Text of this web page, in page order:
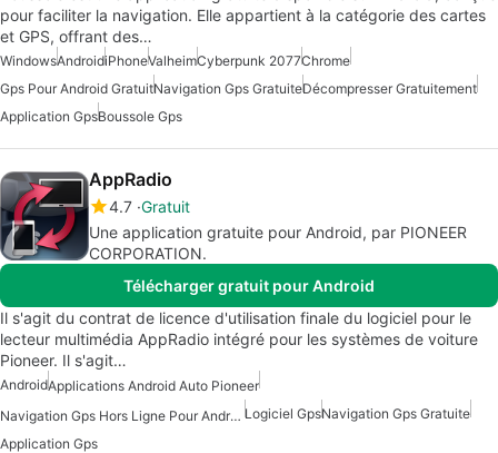
pour faciliter la navigation. Elle appartient à la catégorie des cartes
et GPS, offrant des…
WindowsAndroidiPhoneValheimCyberpunk 2077Chrome
Gps Pour Android GratuitNavigation Gps GratuiteDécompresser Gratuitement
Application GpsBoussole Gps
AppRadio
4.7 Gratuit
Une application gratuite pour Android, par PIONEER
CORPORATION.
Télécharger gratuit pour Android
Il s'agit du contrat de licence d'utilisation finale du logiciel pour le
lecteur multimédia AppRadio intégré pour les systèmes de voiture
Pioneer. Il s'agit…
AndroidApplications Android Auto Pioneer
Navigation Gps Hors Ligne Pour Android Logiciel GpsNavigation Gps Gratuite
Application Gps